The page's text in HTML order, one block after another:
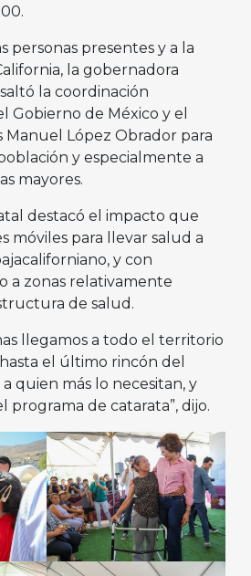
personas presentes y a la
la gobernadora
la coordinación
Gobierno de México y el
Manuel López Obrador para
y especialmente a
mayores.
destacó el impacto que
móviles para llevar salud a
y con
a zonas relativamente
de salud.
llegamos a todo el territorio
el último rincón del
quien más lo necesitan, y
programa de catarata”, dijo.